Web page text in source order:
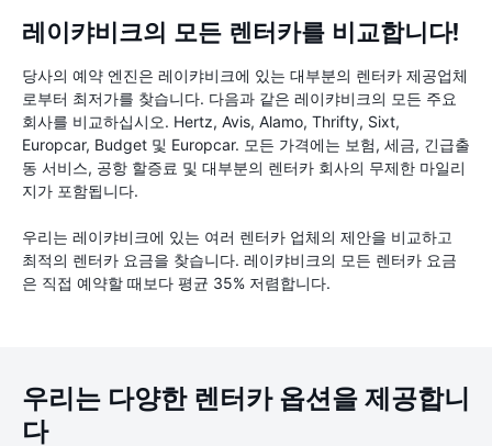
레이캬비크의 모든 렌터카를 비교합니다!
당사의 예약 엔진은 레이캬비크에 있는 대부분의 렌터카 제공업체
로부터 최저가를 찾습니다. 다음과 같은 레이캬비크의 모든 주요
회사를 비교하십시오. Hertz, Avis, Alamo, Thrifty, Sixt,
Europcar, Budget 및 Europcar. 모든 가격에는 보험, 세금, 긴급출
동 서비스, 공항 할증료 및 대부분의 렌터카 회사의 무제한 마일리
지가 포함됩니다.
우리는 레이캬비크에 있는 여러 렌터카 업체의 제안을 비교하고
최적의 렌터카 요금을 찾습니다. 레이캬비크의 모든 렌터카 요금
은 직접 예약할 때보다 평균 35% 저렴합니다.
우리는 다양한 렌터카 옵션을 제공합니
다